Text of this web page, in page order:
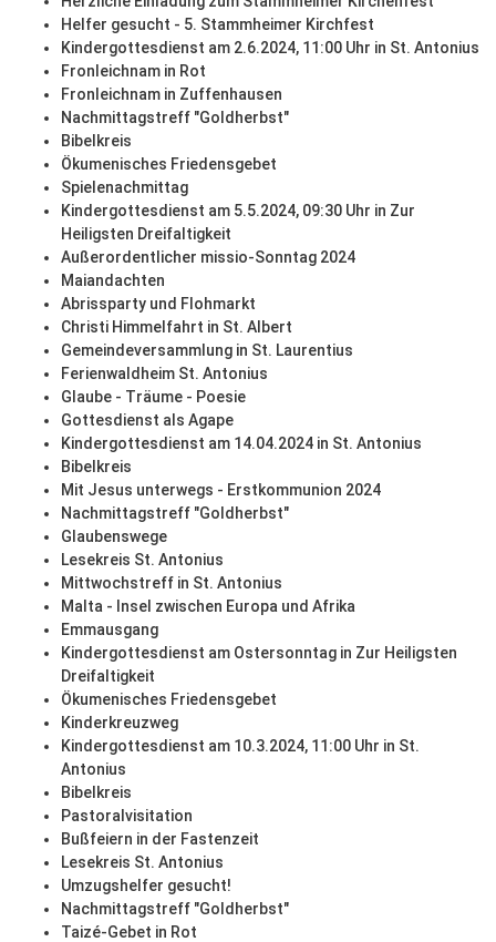
Helfer gesucht - 5. Stammheimer Kirchfest
Kindergottesdienst am 2.6.2024, 11:00 Uhr in St. Antonius
Fronleichnam in Rot
Fronleichnam in Zuffenhausen
Nachmittagstreff "Goldherbst"
Bibelkreis
Ökumenisches Friedensgebet
Spielenachmittag
Kindergottesdienst am 5.5.2024, 09:30 Uhr in Zur
Heiligsten Dreifaltigkeit
Außerordentlicher missio-Sonntag 2024
Maiandachten
Abrissparty und Flohmarkt
Christi Himmelfahrt in St. Albert
Gemeindeversammlung in St. Laurentius
Ferienwaldheim St. Antonius
Glaube - Träume - Poesie
Gottesdienst als Agape
Kindergottesdienst am 14.04.2024 in St. Antonius
Bibelkreis
Mit Jesus unterwegs - Erstkommunion 2024
Nachmittagstreff "Goldherbst"
Glaubenswege
Lesekreis St. Antonius
Mittwochstreff in St. Antonius
Malta - Insel zwischen Europa und Afrika
Emmausgang
Kindergottesdienst am Ostersonntag in Zur Heiligsten
Dreifaltigkeit
Ökumenisches Friedensgebet
Kinderkreuzweg
Kindergottesdienst am 10.3.2024, 11:00 Uhr in St.
Antonius
Bibelkreis
Pastoralvisitation
Bußfeiern in der Fastenzeit
Lesekreis St. Antonius
Umzugshelfer gesucht!
Nachmittagstreff "Goldherbst"
Taizé-Gebet in Rot